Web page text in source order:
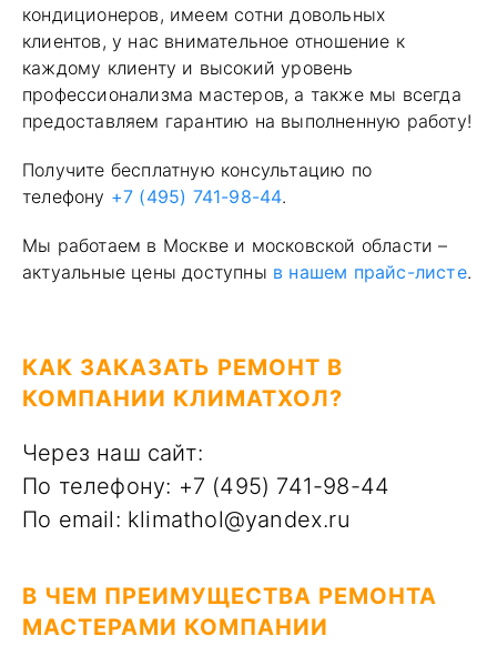
кондиционеров, имеем сотни довольных
клиентов, у нас внимательное отношение к
каждому клиенту и высокий уровень
профессионализма мастеров, а также мы всегда
предоставляем гарантию на выполненную работу!
Получите бесплатную консультацию по
телефону +7 (495) 741-98-44.
Мы работаем в Москве и московской области –
актуальные цены доступны в нашем прайс-листе.
КАК ЗАКАЗАТЬ РЕМОНТ В
КОМПАНИИ КЛИМАТХОЛ?
Через наш сайт:
По телефону: +7 (495) 741-98-44
По email: klimathol@yandex.ru
В ЧЕМ ПРЕИМУЩЕСТВА РЕМОНТА
МАСТЕРАМИ КОМПАНИИ